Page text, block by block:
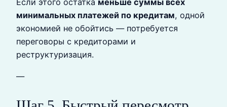
Если этого остатка меньше суммы всех
минимальных платежей по кредитам, одной
экономией не обойтись — потребуется
переговоры с кредиторами и
реструктуризация.
—